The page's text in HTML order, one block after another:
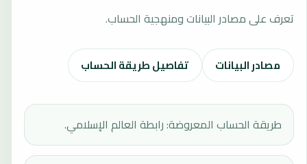
تعرف على مصادر البيانات ومنهجية الحساب.
مصادر البيانات تفاصيل طريقة الحساب
طريقة الحساب المعروضة: رابطة العالم الإسلامي.